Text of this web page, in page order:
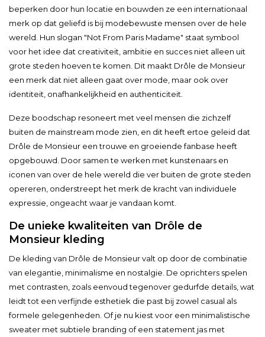
beperken door hun locatie en bouwden ze een internationaal
merk op dat geliefd is bij modebewuste mensen over de hele
wereld. Hun slogan "Not From Paris Madame" staat symbool
voor het idee dat creativiteit, ambitie en succes niet alleen uit
grote steden hoeven te komen. Dit maakt Drôle de Monsieur
een merk dat niet alleen gaat over mode, maar ook over
identiteit, onafhankelijkheid en authenticiteit.
Deze boodschap resoneert met veel mensen die zichzelf
buiten de mainstream mode zien, en dit heeft ertoe geleid dat
Drôle de Monsieur een trouwe en groeiende fanbase heeft
opgebouwd. Door samen te werken met kunstenaars en
iconen van over de hele wereld die ver buiten de grote steden
opereren, onderstreept het merk de kracht van individuele
expressie, ongeacht waar je vandaan komt.
De unieke kwaliteiten van Drôle de
Monsieur kleding
De kleding van Drôle de Monsieur valt op door de combinatie
van elegantie, minimalisme en nostalgie. De oprichters spelen
met contrasten, zoals eenvoud tegenover gedurfde details, wat
leidt tot een verfijnde esthetiek die past bij zowel casual als
formele gelegenheden. Of je nu kiest voor een minimalistische
sweater met subtiele branding of een statement jas met